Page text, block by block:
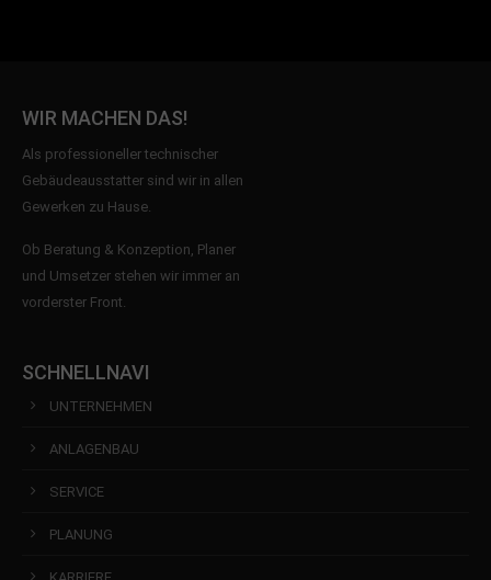
WIR MACHEN DAS!
Als professioneller technischer
Gebäudeausstatter sind wir in allen
Gewerken zu Hause.
Ob Beratung & Konzeption, Planer
und Umsetzer stehen wir immer an
vorderster Front.
SCHNELLNAVI
UNTERNEHMEN
ANLAGENBAU
SERVICE
PLANUNG
KARRIERE